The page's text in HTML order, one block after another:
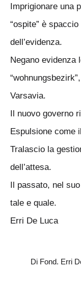
Imprigionare una
“ospite” è
dell’evidenza.
Negano evidenza
Varsavia.
Il nuovo governo
Espulsione come
Tralascio la
dell’attesa.
Il passato, nel
tale e quale.
Erri De Luca
Di Fond. Erri